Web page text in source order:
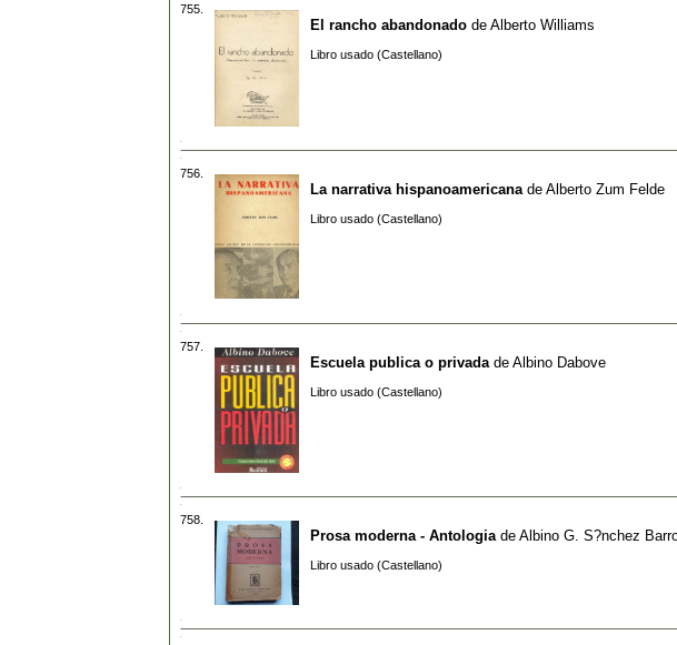
755.
El rancho abandonado de Alberto Williams
Libro usado (Castellano)
756.
La narrativa hispanoamericana de Alberto Zum Felde
Libro usado (Castellano)
757.
Escuela publica o privada de Albino Dabove
Libro usado (Castellano)
758.
Prosa moderna - Antologia de Albino G. S?nchez
Libro usado (Castellano)